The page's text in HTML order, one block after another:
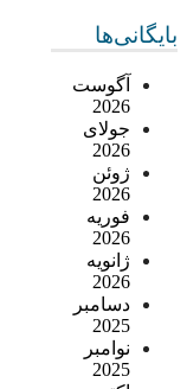
بایگانی‌ها
آگوست
2026
جولای
2026
ژوئن
2026
فوریه
2026
ژانویه
2026
دسامبر
2025
نوامبر
2025